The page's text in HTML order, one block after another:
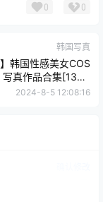
0 0
韩国写真
】韩国性感美女COS
写真作品合集[13套]
[19.44GB]
2024-8-5 12:08:16